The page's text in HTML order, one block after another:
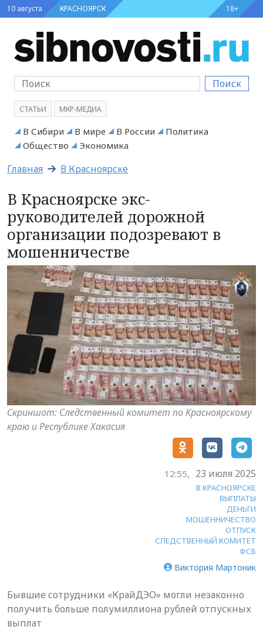
10 августа КРАСНОЯРСК 18+
Поиск
СТАТЬИ МКР-МЕДИА
В Сибири В мире В России
Политика
Общество
Экономика
Главная В Красноярске
В Красноярске экс-
руководителей дорожной
организации подозревают в
мошенничестве
Скриншот: Следственный комитет по Красноярскому
краю и Республике Хакасия
12:55, 23 июля 2025
В КРАСНОЯРСКЕ
ВЫПЛАТЫ
ДЕНЬГИ
МОШЕННИЧЕСТВО
ОТПУСК
СЛЕДСТВЕННЫЙ КОМИТЕТ
ФСБ
Виктория Мартоник
Бывшие сотрудники «КрайДЭО» могли незаконно
получить больше полумиллиона рублей отпускных
выплат